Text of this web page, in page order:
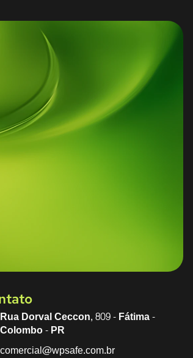
Rua Dorval Ceccon, 809 - Fátima -
Colombo - PR
comercial@wpsafe.com.br